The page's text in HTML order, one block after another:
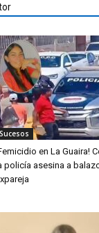
Sucesos
en La Guaira!
policía asesina a